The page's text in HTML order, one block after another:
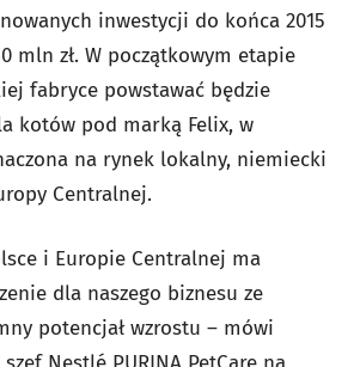
inwestycji do końca 2015
mln zł. W początkowym etapie
fabryce powstawać będzie
kotów pod marką Felix, w
na rynek lokalny, niemiecki
Centralnej.
i Europie Centralnej ma
dla naszego biznesu ze
potencjał wzrostu – mówi